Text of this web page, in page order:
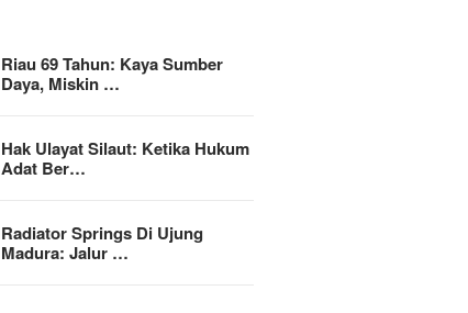
Riau 69 Tahun: Kaya Sumber
Daya, Miskin …
Hak Ulayat Silaut: Ketika Hukum
Adat Ber…
Radiator Springs Di Ujung
Madura: Jalur …